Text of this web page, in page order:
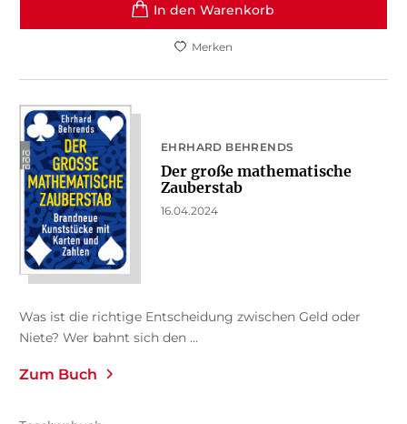
In den Warenkorb
Merken
EHRHARD BEHRENDS
Der große mathematische
Zauberstab
16.04.2024
Was ist die richtige Entscheidung zwischen Geld oder
Niete? Wer bahnt sich den ...
Zum Buch